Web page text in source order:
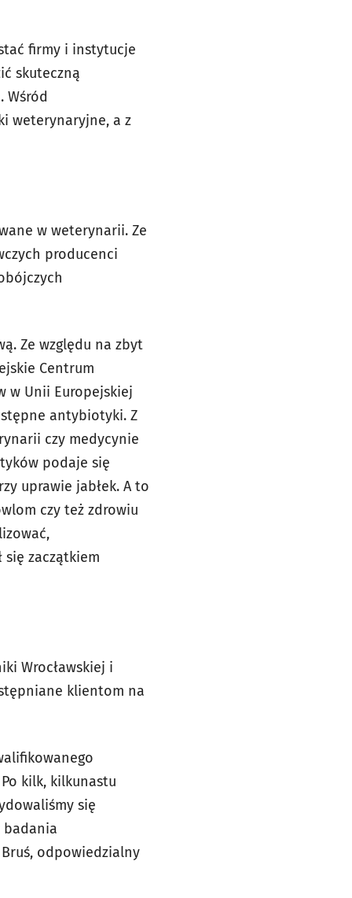
firmy i instytucje
skuteczną
Wśród
weterynaryjne, a z
w weterynarii. Ze
producenci
Ze względu na zbyt
Centrum
w Unii Europejskiej
antybiotyki. Z
czy medycynie
podaje się
uprawie jabłek. A to
czy też zdrowiu
zaczątkiem
Wrocławskiej i
klientom na
kilk, kilkunastu
się
badania
odpowiedzialny